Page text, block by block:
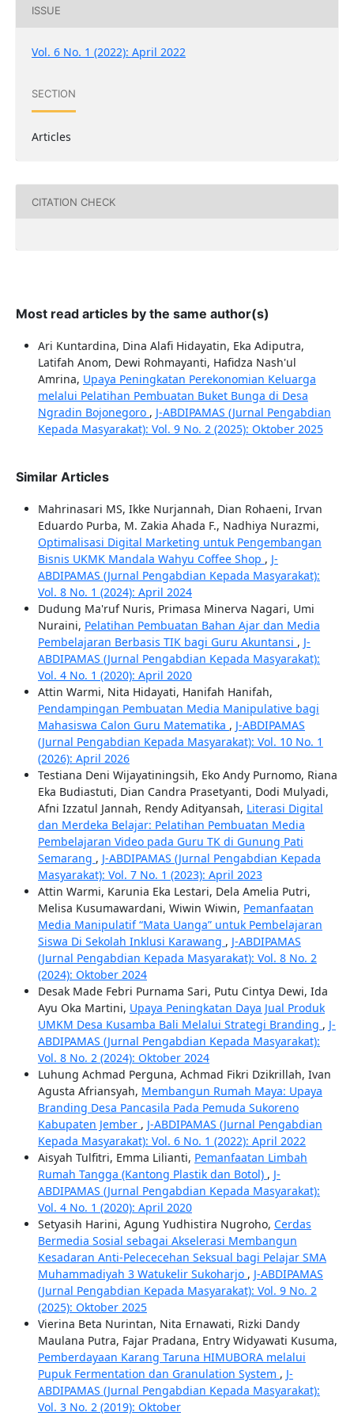
ISSUE
Vol. 6 No. 1 (2022): April 2022
SECTION
Articles
CITATION CHECK
Most read articles by the same author(s)
Ari Kuntardina, Dina Alafi Hidayatin, Eka Adiputra,
Latifah Anom, Dewi Rohmayanti, Hafidza Nash'ul
Amrina, Upaya Peningkatan Perekonomian Keluarga
melalui Pelatihan Pembuatan Buket Bunga di Desa
Ngradin Bojonegoro , J-ABDIPAMAS (Jurnal Pengabdian
Kepada Masyarakat): Vol. 9 No. 2 (2025): Oktober 2025
Similar Articles
Mahrinasari MS, Ikke Nurjannah, Dian Rohaeni, Irvan
Eduardo Purba, M. Zakia Ahada F., Nadhiya Nurazmi,
Optimalisasi Digital Marketing untuk Pengembangan
Bisnis UKMK Mandala Wahyu Coffee Shop , J-
ABDIPAMAS (Jurnal Pengabdian Kepada Masyarakat):
Vol. 8 No. 1 (2024): April 2024
Dudung Ma'ruf Nuris, Primasa Minerva Nagari, Umi
Nuraini, Pelatihan Pembuatan Bahan Ajar dan Media
Pembelajaran Berbasis TIK bagi Guru Akuntansi , J-
ABDIPAMAS (Jurnal Pengabdian Kepada Masyarakat):
Vol. 4 No. 1 (2020): April 2020
Attin Warmi, Nita Hidayati, Hanifah Hanifah,
Pendampingan Pembuatan Media Manipulative bagi
Mahasiswa Calon Guru Matematika , J-ABDIPAMAS
(Jurnal Pengabdian Kepada Masyarakat): Vol. 10 No. 1
(2026): April 2026
Testiana Deni Wijayatiningsih, Eko Andy Purnomo, Riana
Eka Budiastuti, Dian Candra Prasetyanti, Dodi Mulyadi,
Afni Izzatul Jannah, Rendy Adityansah, Literasi Digital
dan Merdeka Belajar: Pelatihan Pembuatan Media
Pembelajaran Video pada Guru TK di Gunung Pati
Semarang , J-ABDIPAMAS (Jurnal Pengabdian Kepada
Masyarakat): Vol. 7 No. 1 (2023): April 2023
Attin Warmi, Karunia Eka Lestari, Dela Amelia Putri,
Melisa Kusumawardani, Wiwin Wiwin, Pemanfaatan
Media Manipulatif “Mata Uanga” untuk Pembelajaran
Siswa Di Sekolah Inklusi Karawang , J-ABDIPAMAS
(Jurnal Pengabdian Kepada Masyarakat): Vol. 8 No. 2
(2024): Oktober 2024
Desak Made Febri Purnama Sari, Putu Cintya Dewi, Ida
Ayu Oka Martini, Upaya Peningkatan Daya Jual Produk
UMKM Desa Kusamba Bali Melalui Strategi Branding , J-
ABDIPAMAS (Jurnal Pengabdian Kepada Masyarakat):
Vol. 8 No. 2 (2024): Oktober 2024
Luhung Achmad Perguna, Achmad Fikri Dzikrillah, Ivan
Agusta Afriansyah, Membangun Rumah Maya: Upaya
Branding Desa Pancasila Pada Pemuda Sukoreno
Kabupaten Jember , J-ABDIPAMAS (Jurnal Pengabdian
Kepada Masyarakat): Vol. 6 No. 1 (2022): April 2022
Aisyah Tulfitri, Emma Lilianti, Pemanfaatan Limbah
Rumah Tangga (Kantong Plastik dan Botol) , J-
ABDIPAMAS (Jurnal Pengabdian Kepada Masyarakat):
Vol. 4 No. 1 (2020): April 2020
Setyasih Harini, Agung Yudhistira Nugroho, Cerdas
Bermedia Sosial sebagai Akselerasi Membangun
Kesadaran Anti-Pelececehan Seksual bagi Pelajar SMA
Muhammadiyah 3 Watukelir Sukoharjo , J-ABDIPAMAS
(Jurnal Pengabdian Kepada Masyarakat): Vol. 9 No. 2
(2025): Oktober 2025
Vierina Beta Nurintan, Nita Ernawati, Rizki Dandy
Maulana Putra, Fajar Pradana, Entry Widyawati Kusuma,
Pemberdayaan Karang Taruna HIMUBORA melalui
Pupuk Fermentation dan Granulation System , J-
ABDIPAMAS (Jurnal Pengabdian Kepada Masyarakat):
Vol. 3 No. 2 (2019): Oktober